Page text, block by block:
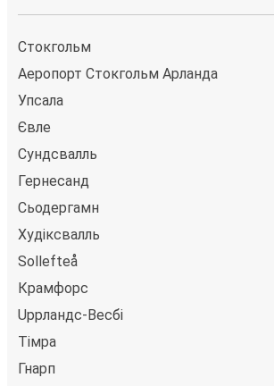
початковим пунктом призначення
Pay. Також ви можете купити квиток
водія або в касі.
Стокгольм
Аеропорт Стокгольм Арланда
Упсала
Євле
Сундсвалль
Гернесанд
Сьодергамн
Худіксвалль
Sollefteå
Крамфорс
Uppландс-Весбі
Тімра
Гнарп